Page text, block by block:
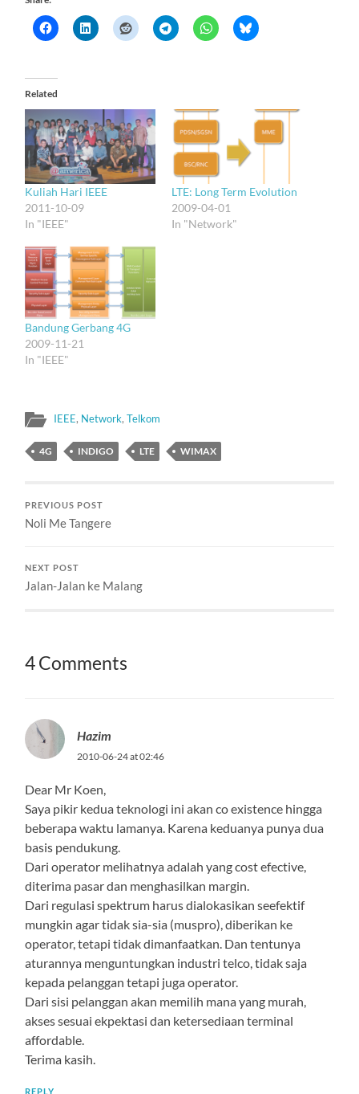
Related
Kuliah Hari IEEE
2011-10-09
In "IEEE"
LTE: Long Term Evolution
2009-04-01
In "Network"
Bandung Gerbang 4G
2009-11-21
In "IEEE"
IEEE, Network,Telkom
4G INDIGO LTE WIMAX
PREVIOUS POST
Noli Me Tangere
NEXT POST
Jalan-Jalan ke Malang
4 Comments
Hazim
2010-06-24 at 02:46
Dear Mr Koen,
Saya pikir kedua teknologi ini akan co existence hingga
beberapa waktu lamanya. Karena keduanya punya dua
basis pendukung.
Dari operator melihatnya adalah yang cost efective,
diterima pasar dan menghasilkan margin.
Dari regulasi spektrum harus dialokasikan seefektif
mungkin agar tidak sia-sia (muspro), diberikan ke
operator, tetapi tidak dimanfaatkan. Dan tentunya
aturannya menguntungkan industri telco, tidak saja
kepada pelanggan tetapi juga operator.
Dari sisi pelanggan akan memilih mana yang murah,
akses sesuai ekpektasi dan ketersediaan terminal
affordable.
Terima kasih.
REPLY